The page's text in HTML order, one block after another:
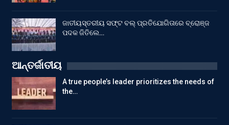
ଜାତୀୟସ୍ତରୀୟ ସଫ୍ଟ ବଲ୍ ପ୍ରତିଯୋଗିତାରେ ବ୍ରୋଞ୍ଜ
ପଦକ ଜିତିଲେ…
ଆନ୍ତର୍ଜାତୀୟ
A true people’s leader prioritizes the needs of
the…